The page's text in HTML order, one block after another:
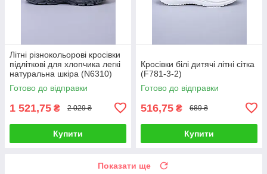
Літні різнокольорові кросівки
підліткові для хлопчика легкі
натуральна шкіра (N6310)
Готово до відправки
1 521,75 ₴ 2 029 ₴
Купити
Кросівки білі дитячі літні сітка
(F781-3-2)
Готово до відправки
516,75 ₴ 689 ₴
Купити
Показати ще